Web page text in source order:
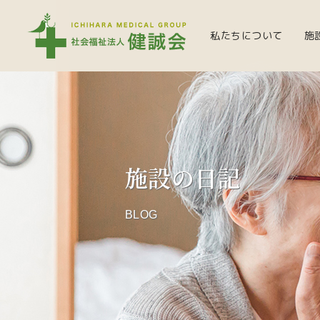
私たちについて 施
施設の日記
BLOG